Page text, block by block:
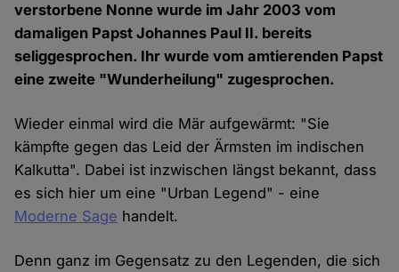
verstorbene Nonne wurde im Jahr 2003 vom
damaligen Papst Johannes Paul II. bereits
seliggesprochen. Ihr wurde vom amtierenden Papst
eine zweite "Wunderheilung" zugesprochen.
Wieder einmal wird die Mär aufgewärmt: "Sie
kämpfte gegen das Leid der Ärmsten im indischen
Kalkutta". Dabei ist inzwischen längst bekannt, dass
es sich hier um eine "Urban Legend" - eine
Moderne Sage handelt.
Denn ganz im Gegensatz zu den Legenden, die sich